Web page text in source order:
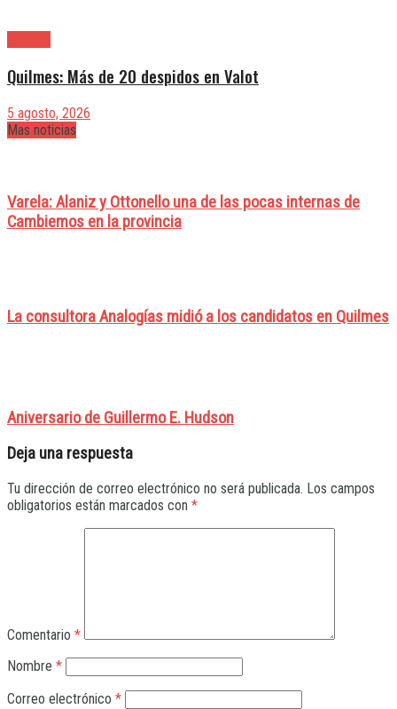
Quilmes: Más de 20 despidos en Valot
5 agosto, 2026
Mas noticias
Varela: Alaniz y Ottonello una de las pocas internas de
Cambiemos en la provincia
La consultora Analogías midió a los candidatos en Quilmes
Aniversario de Guillermo E. Hudson
Deja una respuesta
Tu dirección de correo electrónico no será publicada. Los campos
obligatorios están marcados con *
Comentario *
Nombre *
Correo electrónico *